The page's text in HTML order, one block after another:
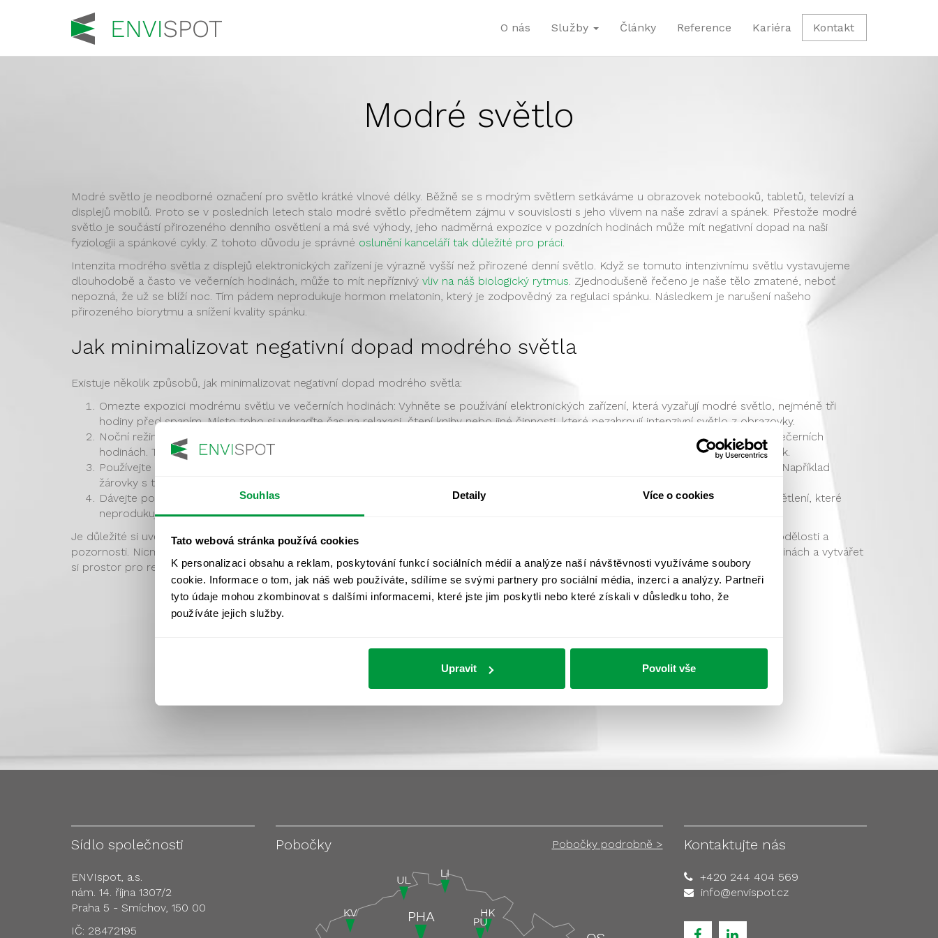
Souhlas Detaily Více o cookies
Tato webová stránka používá cookies
K personalizaci obsahu a reklam, poskytování funkcí sociálních médií a analýze naší návštěvnosti využíváme soubory
cookie. Informace o tom, jak náš web používáte, sdílíme se svými partnery pro sociální média, inzerci a analýzy. Partneři
tyto údaje mohou zkombinovat s dalšími informacemi, které jste jim poskytli nebo které získali v důsledku toho, že
používáte jejich služby.
Upravit Povolit vše
O nás Služby Články Reference Kariéra Kontakt
Modré světlo
Modré světlo je neodborné označení pro světlo krátké vlnové délky. Běžně se s modrým světlem setkáváme u obrazovek notebooků, tabletů, televizí a
displejů mobilů. Proto se v posledních letech stalo modré světlo předmětem zájmu v souvislosti s jeho vlivem na naše zdraví a spánek. Přestože modré
světlo je součástí přirozeného denního osvětlení a má své výhody, jeho nadměrná expozice v pozdních hodinách může mít negativní dopad na naši
fyziologii a spánkové cykly. Z tohoto důvodu je správné oslunění kanceláří tak důležité pro práci.
Intenzita modrého světla z displejů elektronických zařízení je výrazně vyšší než přirozené denní světlo. Když se tomuto intenzivnímu světlu vystavujeme
dlouhodobě a často ve večerních hodinách, může to mít nepříznivý vliv na náš biologický rytmus. Zjednodušeně řečeno je naše tělo zmatené, neboť
nepozná, že už se blíží noc. Tím pádem neprodukuje hormon melatonin, který je zodpovědný za regulaci spánku. Následkem je narušení našeho
přirozeného biorytmu a snížení kvality spánku.
Jak minimalizovat negativní dopad modrého světla
Existuje několik způsobů, jak minimalizovat negativní dopad modrého světla:
Omezte expozici modrému světlu ve večerních hodinách: Vyhněte se používání elektronických zařízení, která vyzařují modré světlo, nejméně tři
hodiny před spaním. Místo toho si vyhraďte čas na relaxaci, čtení knihy nebo jiné činnosti, které nezahrnují intenzivní světlo z obrazovky.
Noční režim a filtry modrého světla: Mnoho moderních zařízení nabízí režim s filtrem modrého světla, který redukuje jeho emisi ve večerních
hodinách. Tato funkce snižuje množství modrého světla, které je zářeno, a tím minimalizuje jeho potenciální negativní účinky na spánek.
Používejte vhodné osvětlení: Večer si můžete vybrat teplé a tlumené osvětlení, které neprodukuje vysoké množství modrého světla. Například
žárovky s teplým bílým světlem a inteligentní osvětlení s nastavitelnou teplotou barvy mohou podpořit přirozený spánek.
Dávejte pozor na osvětlení ve spánkové místnosti: Pokud si potřebujete rozsvítit ve spánkové místnosti, zvolte jemné a tlumené osvětlení, které
neprodukuje výrazné množství modrého světla. To umožní udržet relaxační prostředí a podpořit přípravu na spánek.
Je důležité si uvědomit, že modré světlo samotné není škodlivé. Má své výhody, zejména v průběhu dne, kdy pomáhá udržovat náš stav bdělosti a
pozornosti. Nicméně, aby se minimalizovaly negativní účinky modrého světla na spánek a zdraví, je vhodné být obezřetní ve večerních hodinách a vytvářet
si prostor pro relaxaci a odpočinek bez přímé expozice modrému světlu z elektronických zařízení.
Sídlo společnosti
ENVIspot, a.s.
nám. 14. října 1307/2
Praha 5 - Smíchov, 150 00
IČ: 28472195
Pobočky Pobočky podrobně > Kontaktujte nás
+420 244 404 569
info@envispot.cz